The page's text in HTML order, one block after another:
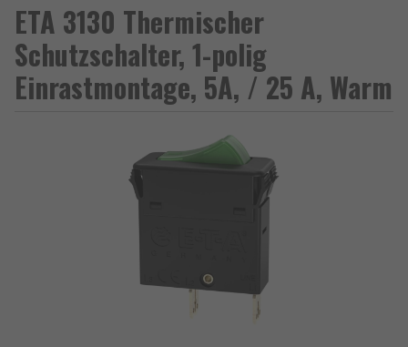
ETA 3130 Thermischer
Schutzschalter, 1-polig
Einrastmontage, 5A, / 25 A, Warm